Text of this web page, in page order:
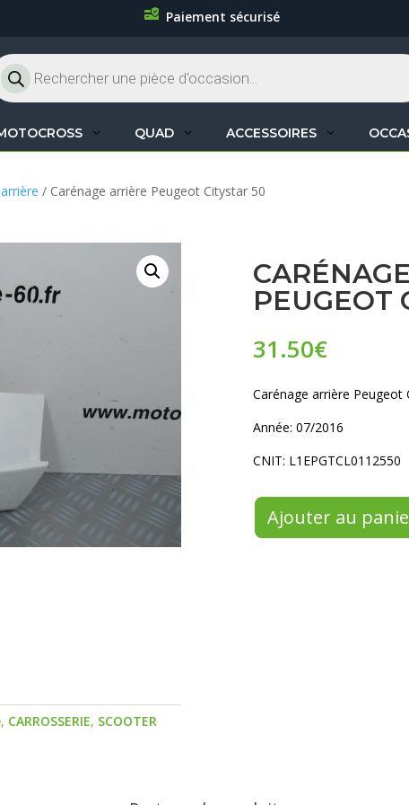
Paiement sécurisé
QUAD ACCESSOIRES
/ Carénage arrière Peugeot Citystar 50
, CARROSSERIE, SCOOTER
PEUGEOT
31.50€
Carénage arrière Peugeot
Année: 07/2016
CNIT: L1EPGTCL0112550
Ajouter au